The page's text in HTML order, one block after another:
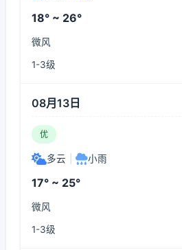
18° ~ 26°
微风
1-3级
08月13日
优
多云 小雨
17° ~ 25°
微风
1-3级